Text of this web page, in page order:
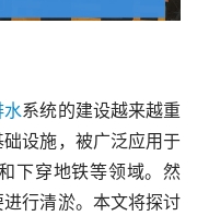
水系统的建设越来越重
设施，被广泛应用于
下穿地铁等领域。然
行清淤。本文将探讨